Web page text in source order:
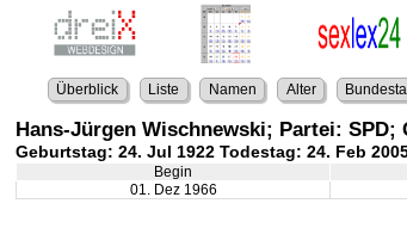
Überblick Liste Namen Alter
Hans-Jürgen Wischnewski; Partei:
Geburtstag: 24. Jul 1922 Todestag: 24. Feb
Begin
01. Dez 1966